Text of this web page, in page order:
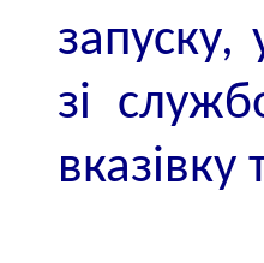
зі
вказівку